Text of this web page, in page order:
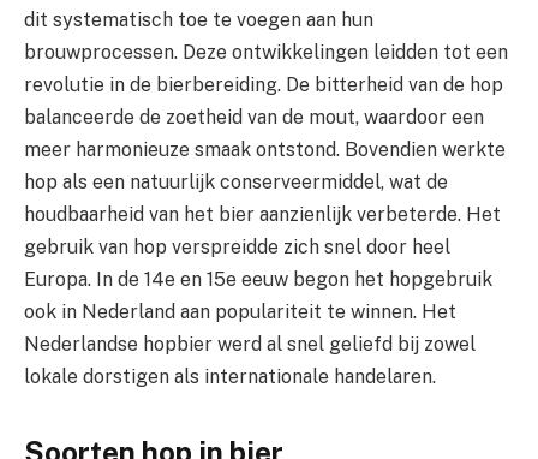
dit systematisch toe te voegen aan hun
brouwprocessen. Deze ontwikkelingen leidden tot een
revolutie in de bierbereiding. De bitterheid van de hop
balanceerde de zoetheid van de mout, waardoor een
meer harmonieuze smaak ontstond. Bovendien werkte
hop als een natuurlijk conserveermiddel, wat de
houdbaarheid van het bier aanzienlijk verbeterde. Het
gebruik van hop verspreidde zich snel door heel
Europa. In de 14e en 15e eeuw begon het hopgebruik
ook in Nederland aan populariteit te winnen. Het
Nederlandse hopbier werd al snel geliefd bij zowel
lokale dorstigen als internationale handelaren.
Soorten hop in bier